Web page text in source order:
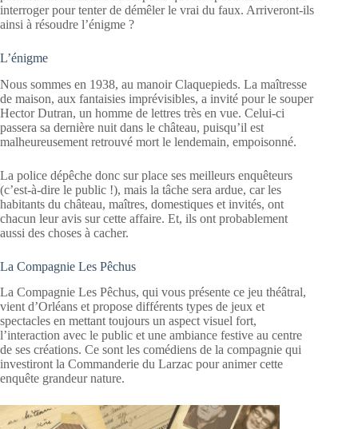
interroger pour tenter de démêler le vrai du faux. Arriveront-ils
ainsi à résoudre l’énigme ?
L’énigme
Nous sommes en 1938, au manoir Claquepieds. La maîtresse
de maison, aux fantaisies imprévisibles, a invité pour le souper
Hector Dutran, un homme de lettres très en vue. Celui-ci
passera sa dernière nuit dans le château, puisqu’il est
malheureusement retrouvé mort le lendemain, empoisonné.
La police dépêche donc sur place ses meilleurs enquêteurs
(c’est-à-dire le public !), mais la tâche sera ardue, car les
habitants du château, maîtres, domestiques et invités, ont
chacun leur avis sur cette affaire. Et, ils ont probablement
aussi des choses à cacher.
La Compagnie Les Pêchus
La Compagnie Les Pêchus, qui vous présente ce jeu théâtral,
vient d’Orléans et propose différents types de jeux et
spectacles en mettant toujours un aspect visuel fort,
l’interaction avec le public et une ambiance festive au centre
de ses créations. Ce sont les comédiens de la compagnie qui
investiront la Commanderie du Larzac pour animer cette
enquête grandeur nature.